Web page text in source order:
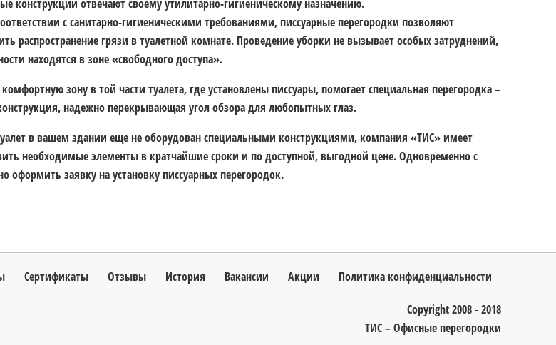
конструкции отвечают своему утилитарно-гигиеническому назначению.
с санитарно-гигиеническими требованиями, писсуарные перегородки позволяют
распространение грязи в туалетной комнате. Проведение уборки не вызывает особых затруднений,
находятся в зоне «свободного доступа».
зону в той части туалета, где установлены писсуары, помогает специальная перегородка –
надежно перекрывающая угол обзора для любопытных глаз.
в вашем здании еще не оборудован специальными конструкциями, компания «ТИС» имеет
необходимые элементы в кратчайшие сроки и по доступной, выгодной цене. Одновременно с
оформить заявку на установку писсуарных перегородок.
Сертификаты Отзывы История Вакансии Акции Политика конфиденциальности
Copyright 2008 - 2018
ТИС – Офисные перегородки